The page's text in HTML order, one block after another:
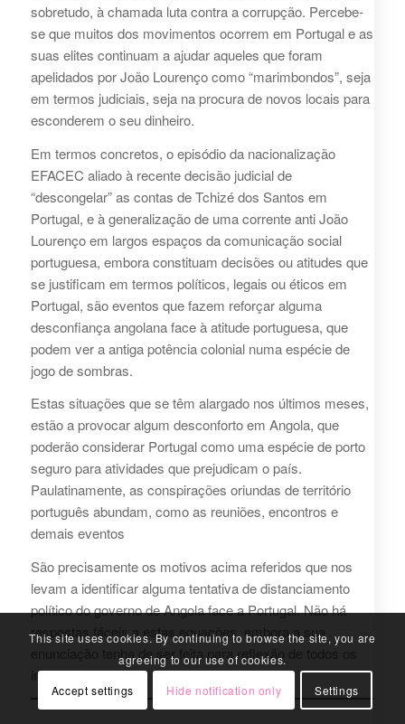
sobretudo, à chamada luta contra a corrupção. Percebe-
se que muitos dos movimentos ocorrem em Portugal e as
suas elites continuam a ajudar aqueles que foram
apelidados por João Lourenço como “marimbondos”, seja
em termos judiciais, seja na procura de novos locais para
esconderem o seu dinheiro.
Em termos concretos, o episódio da nacionalização
EFACEC aliado à recente decisão judicial de
“descongelar” as contas de Tchizé dos Santos em
Portugal, e à generalização de uma corrente anti João
Lourenço em largos espaços da comunicação social
portuguesa, embora constituam decisões ou atitudes que
se justificam em termos políticos, legais ou éticos em
Portugal, são eventos que fazem reforçar alguma
desconfiança angolana face à atitude portuguesa, que
podem ver a antiga potência colonial numa espécie de
jogo de sombras.
Estas situações que se têm alargado nos últimos meses,
estão a provocar algum desconforto em Angola, que
poderão considerar Portugal como uma espécie de porto
seguro para atividades que prejudicam o país.
Paulatinamente, as conspirações oriundas de território
português abundam, como as reuniões, encontros e
demais eventos
São precisamente os motivos acima referidos que nos
levam a identificar alguma tentativa de distanciamento
político do governo de Angola face a Portugal. Não há
respostas fáceis a estas equações, embora a sua
enunciação tenha de ser feita para reflexão de todos os
intervenientes.
This site uses cookies. By continuing to browse the site, you are
agreeing to our use of cookies.
Accept settings
Hide notification only Settings